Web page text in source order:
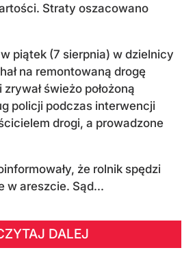
Straty oszacowano
piątek (7 sierpnia) w dzielnicy
na remontowaną drogę
świeżo położoną
policji podczas interwencji
drogi, a prowadzone
że rolnik spędzi
w areszcie. Sąd...
DALEJ